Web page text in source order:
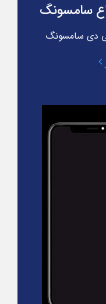
سامسونگ
دی سامسونگ